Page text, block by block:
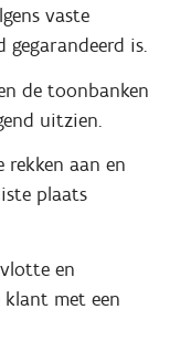
vaste
is.
de toonbanken
uitzien.
aan en
plaats
en
klant met een